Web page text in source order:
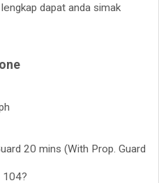
dapat anda simak
20 mins (With Prop. Guard
104?